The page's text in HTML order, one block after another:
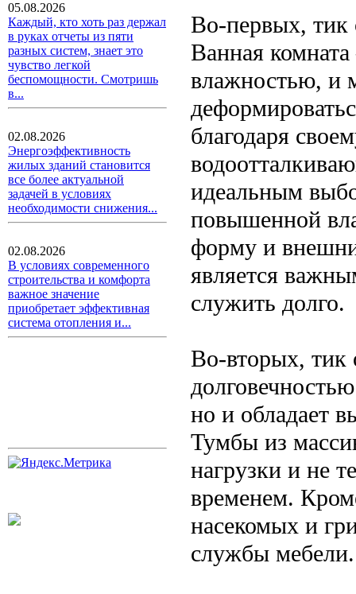
05.08.2026
Каждый, кто хоть раз держал
в руках отчеты из пяти
разных систем, знает это
чувство легкой
беспомощности. Смотришь
в...
02.08.2026
Энергоэффективность
жилых зданий становится
все более актуальной
задачей в условиях
необходимости снижения...
02.08.2026
В условиях современного
строительства и комфорта
важное значение
приобретает эффективная
система отопления и...
Во-первых, тик
Ванная
влажностью, и
благодаря
идеальным
повышенной
форму и
является
служить долго.
Во-вторых, тик
но и обладает
Тумбы из
нагрузки и не
временем.
насекомых и
службы мебели.